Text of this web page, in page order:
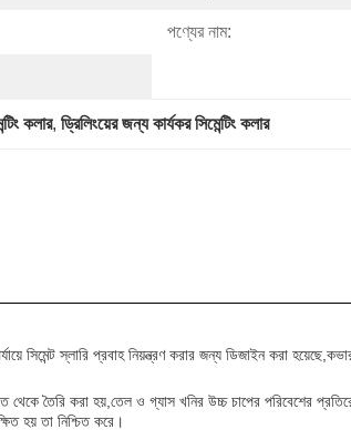
পণ্যের নাম:
কলার, ড্রিলিংয়ের জন্য কার্যকর সিমেন্টিং কলার
সিমেন্ট স্লারি প্রবাহ নিয়ন্ত্রণ করার জন্য ডিজাইন করা
থেকে তৈরি করা হয়,তেল ও গ্যাস খনির উচ্চ চাপের পরিবেশের
হয় তা নিশ্চিত করে।